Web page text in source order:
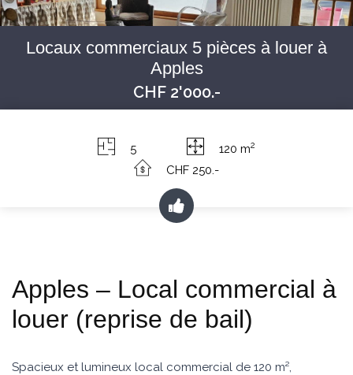
Locaux commerciaux 5 pièces à louer à
Apples
CHF 2'000.-
5 120 m2
CHF 250.-
Apples – Local commercial à
louer (reprise de bail)
Spacieux et lumineux local commercial de 120 m²,